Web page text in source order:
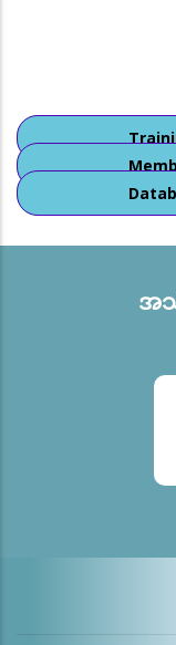
အားလုံးပါဝင်ခြင်
FATF, APG တို့ကဲ့
ရှေ့တန်းမှ စံနှုန်း
များ၏ အကဲဖြတ်ခ
မှုများကို မျက်ကွယ်ပ
အနီးကပ်ပူးပေါင်း
ခြင်းမရှိဘဲ ထိခိုက်
အသုံ